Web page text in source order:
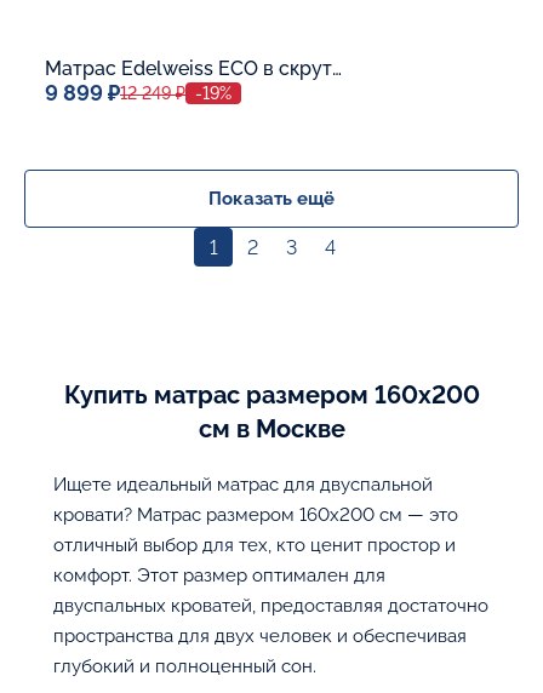
Матрас Edelweiss ECO в скрутке
9 899 ₽12 249 ₽ -19%
В корзину
Показать ещё
1 2 3 4
Купить матрас размером 160х200
см в Москве
Ищете идеальный матрас для двуспальной
кровати? Матрас размером 160х200 см — это
отличный выбор для тех, кто ценит простор и
комфорт. Этот размер оптимален для
двуспальных кроватей, предоставляя достаточно
пространства для двух человек и обеспечивая
глубокий и полноценный сон.